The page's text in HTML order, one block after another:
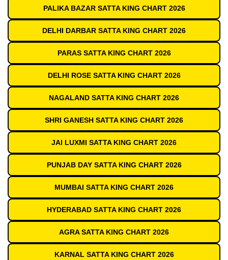
PALIKA BAZAR SATTA KING CHART 2026
DELHI DARBAR SATTA KING CHART 2026
PARAS SATTA KING CHART 2026
DELHI ROSE SATTA KING CHART 2026
NAGALAND SATTA KING CHART 2026
SHRI GANESH SATTA KING CHART 2026
JAI LUXMI SATTA KING CHART 2026
PUNJAB DAY SATTA KING CHART 2026
MUMBAI SATTA KING CHART 2026
HYDERABAD SATTA KING CHART 2026
AGRA SATTA KING CHART 2026
KARNAL SATTA KING CHART 2026